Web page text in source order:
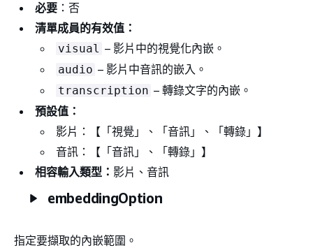
必要 ：否
清單成員的有效值：
visual – 影片中的視覺化內嵌。
audio – 影片中音訊的嵌入。
transcription – 轉錄文字的內嵌。
預設值：
影片：【「視覺」、「音訊」、「轉錄」】
音訊：【「音訊」、「轉錄」】
相容輸入類型： 影片、音訊
embeddingOption
指定要擷取的內嵌範圍。